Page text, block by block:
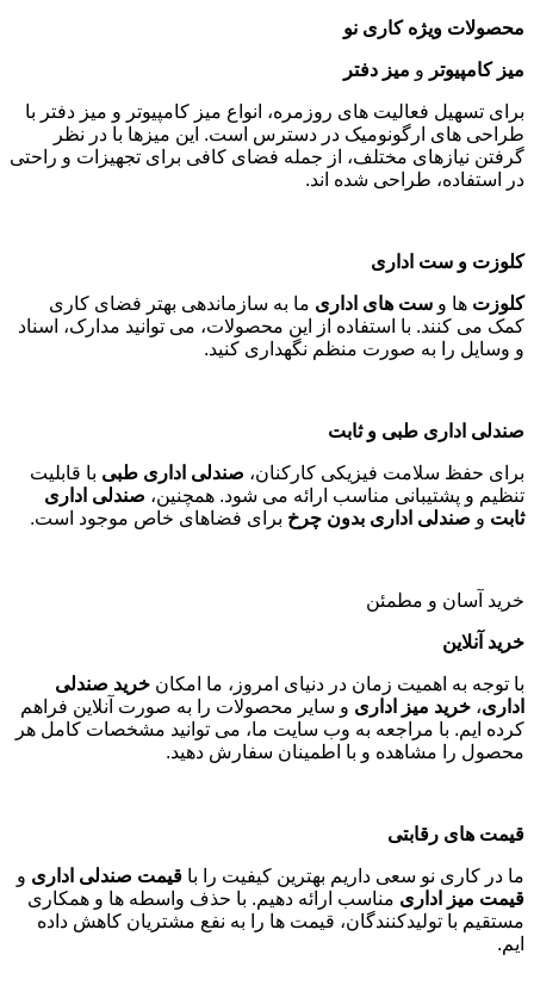
محصولات ویژه کاری نو
میز کامپیوتر و میز دفتر
برای تسهیل فعالیت های روزمره، انواع میز کامپیوتر و میز دفتر با
طراحی های ارگونومیک در دسترس است. این میزها با در نظر
گرفتن نیازهای مختلف، از جمله فضای کافی برای تجهیزات و راحتی
در استفاده، طراحی شده اند.
کلوزت و ست اداری
کلوزت ها و ست های اداری ما به سازماندهی بهتر فضای کاری
کمک می کنند. با استفاده از این محصولات، می توانید مدارک، اسناد
و وسایل را به صورت منظم نگهداری کنید.
صندلی اداری طبی و ثابت
برای حفظ سلامت فیزیکی کارکنان، صندلی اداری طبی با قابلیت
تنظیم و پشتیبانی مناسب ارائه می شود. همچنین، صندلی اداری
ثابت و صندلی اداری بدون چرخ برای فضاهای خاص موجود است.
خرید آسان و مطمئن
خرید آنلاین
با توجه به اهمیت زمان در دنیای امروز، ما امکان خرید صندلی
اداری، خرید میز اداری و سایر محصولات را به صورت آنلاین فراهم
کرده ایم. با مراجعه به وب سایت ما، می توانید مشخصات کامل هر
محصول را مشاهده و با اطمینان سفارش دهید.
قیمت های رقابتی
ما در کاری نو سعی داریم بهترین کیفیت را با قیمت صندلی اداری و
قیمت میز اداری مناسب ارائه دهیم. با حذف واسطه ها و همکاری
مستقیم با تولیدکنندگان، قیمت ها را به نفع مشتریان کاهش داده
ایم.